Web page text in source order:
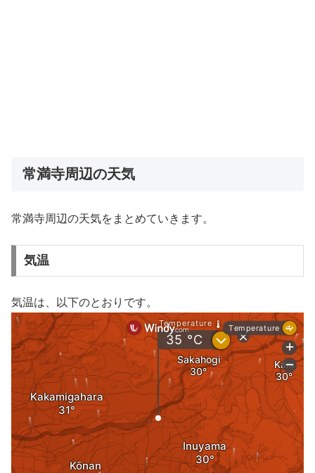
常満寺周辺の天気
常満寺周辺の天気をまとめていきます。
気温
気温は、以下のとおりです。